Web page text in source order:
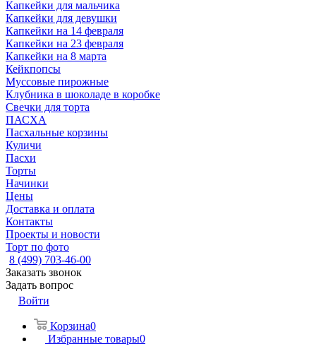
Капкейки для мальчика
Капкейки для девушки
Капкейки на 14 февраля
Капкейки на 23 февраля
Капкейки на 8 марта
Кейкпопсы
Муссовые пирожные
Клубника в шоколаде в коробке
Свечки для торта
ПАСХА
Пасхальные корзины
Куличи
Пасхи
Торты
Начинки
Цены
Доставка и оплата
Контакты
Проекты и новости
Торт по фото
8 (499) 703-46-00
Заказать звонок
Задать вопрос
Войти
Корзина0
Избранные товары0